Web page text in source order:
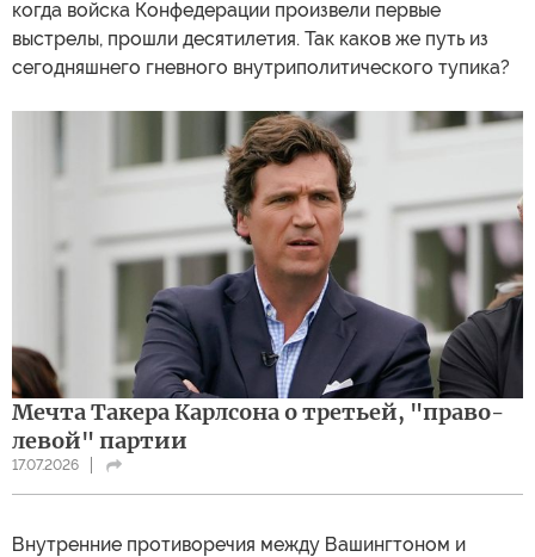
когда войска Конфедерации произвели первые
выстрелы, прошли десятилетия. Так каков же путь из
сегодняшнего гневного внутриполитического тупика?
Мечта Такера Карлсона о третьей, "право-
левой" партии
17.07.2026
Внутренние противоречия между Вашингтоном и